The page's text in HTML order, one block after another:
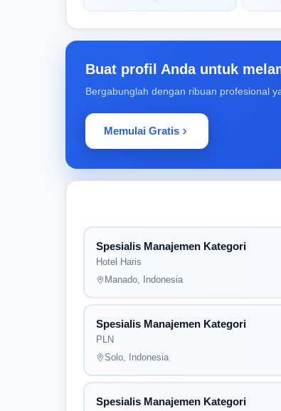
Buat profil Anda untuk
Bergabunglah dengan ribuan profesional
Memulai Gratis
Spesialis Manajemen Kategori
Hotel Haris
Manado, Indonesia
Spesialis Manajemen Kategori
PLN
Solo, Indonesia
Spesialis Manajemen Kategori